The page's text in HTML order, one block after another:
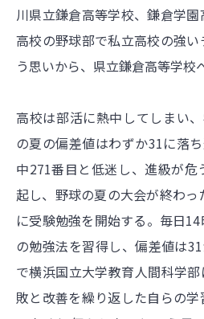
川県立鎌倉高等学校、鎌倉学
高校の野球部で私立高校の強
う思いから、県立鎌倉高等学校
高校は部活に熱中してしまい
の夏の偏差値はわずか31に落
中271番目と低迷し、進級が
起し、野球の夏の大会が終わ
に受験勉強を開始する。毎日
の勉強法を習得し、偏差値は
で横浜国立大学教育人間科学
敗と改善を繰り返した自らの